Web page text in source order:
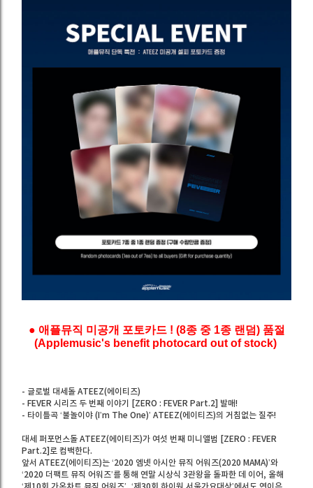
● 애플뮤직 미공개 포토카드 ! (8종 중 1종 랜덤) 품절
(Applemusic's benefit photocard out of stock)
- 글로벌 대세돌 ATEEZ(에이티즈)
- FEVER 시리즈 두 번째 이야기 [ZERO : FEVER Part.2] 발매!
- 타이틀곡 ‘불놀이야 (I’m The One)’ ATEEZ(에이티즈)의 거침없는 질주!
대세 퍼포먼스돌 ATEEZ(에이티즈)가 여섯 번째 미니앨범 [ZERO : FEVER
Part.2]로 컴백한다.
앞서 ATEEZ(에이티즈)는 ‘2020 엠넷 아시안 뮤직 어워즈(2020 MAMA)’와
‘2020 더팩트 뮤직 어워즈’를 통해 연말 시상식 3관왕을 돌파한 데 이어, 올해